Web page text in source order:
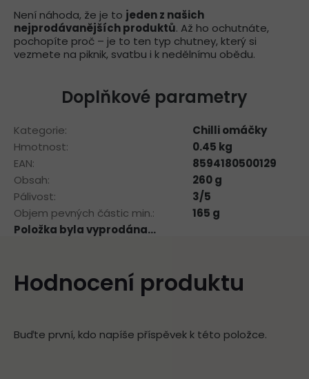
Není náhoda, že je to jeden z našich
nejprodávanějších produktů. Až ho ochutnáte,
pochopíte proč – je to ten typ chutney, který si
vezmete na piknik, svatbu i k nedělnímu obědu.
Doplňkové parametry
Kategorie:
Chilli omáčky
Hmotnost:
0.45 kg
EAN:
8594180500129
Obsah:
260 g
Pálivost:
3/5
Objem pevných částic min.:
165 g
Položka byla vyprodána…
Hodnocení produktu
Buďte první, kdo napíše příspěvek k této položce.